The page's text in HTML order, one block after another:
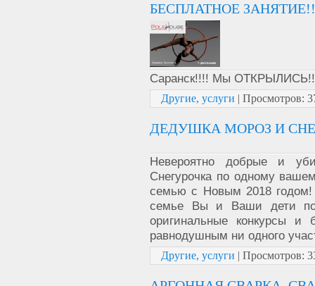
БЕСПЛАТНОЕ
Саранск!!!! Мы
Другие, услуги | Просмотров:
ДЕДУШКА МОРОЗ И
Невероятно добрые и
Снегурочка по одному
семью с Новым 2018
семье Вы и Ваши дети
оригинальные конкурсы и
равнодушным ни одного
Другие, услуги | Просмотров: